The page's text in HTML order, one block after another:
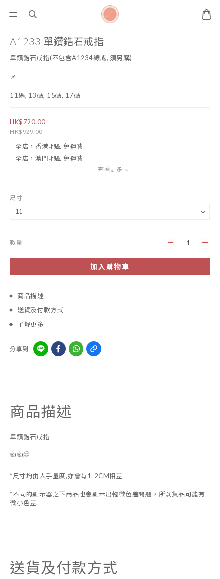
A1233 單鑽鋯石戒指
單鑽鋯石戒指(不包含A1234線戒, 須另購)
📌
11碼, 13碼, 15碼, 17碼
HK$790.00
HK$929.00
全店，香港地區 免運費
全店，澳門地區 免運費
查看更多
尺寸
數量
加入購物車
商品描述
送貨及付款方式
了解更多
分享到
商品描述
單鑽鋯石戒指
👍👍🤗
*尺寸均由人手量度,亦會有1-2CM相差
*不同的顯示器之下商品也會顯示出輕微色差問題，所以貨品可能有
微小色差.
送貨及付款方式